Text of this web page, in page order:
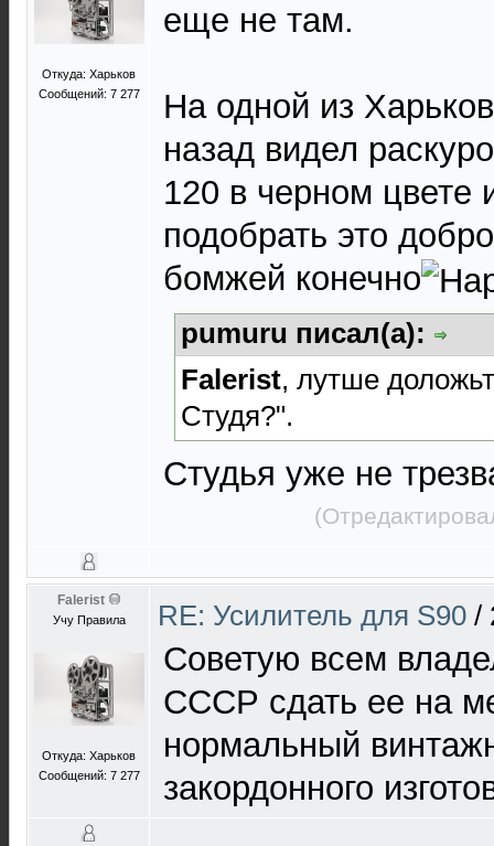
Откуда: Харьков
Сообщений: 7 277
еще не там.
На одной из
назад видел
120 в черном
подобрать это
бомжей конечно
pumuru писал(а):
Falerist, лутше
Студя?".
Студья уже не
Falerist
Учу Правила
Откуда: Харьков
Сообщений: 7 277
RE: Усилитель для S90 /
Советую всем
СССР сдать ее на
нормальный
закордонного